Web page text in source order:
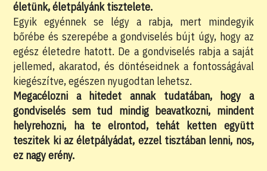
életünk, életpályánk tisztelete.
Egyik egyénnek se légy a rabja, mert mindegyik
bőrébe és szerepébe a gondviselés bújt úgy, hogy az
egész életedre hatott. De a gondviselés rabja a saját
jellemed, akaratod, és döntéseidnek a fontosságával
kiegészítve, egészen nyugodtan lehetsz.
Megacélozni a hitedet annak tudatában, hogy a
gondviselés sem tud mindig beavatkozni, mindent
helyrehozni, ha te elrontod, tehát ketten együtt
teszitek ki az életpályádat, ezzel tisztában lenni, nos,
ez nagy erény.